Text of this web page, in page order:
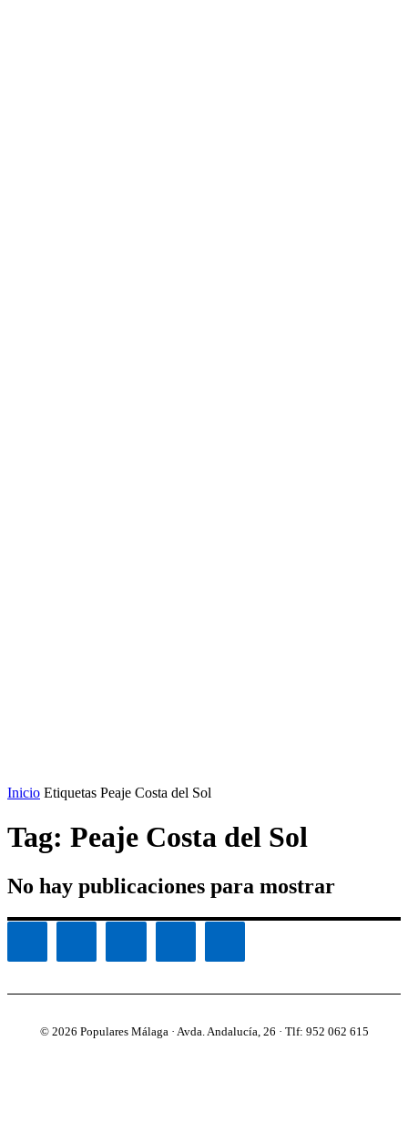
Inicio Etiquetas Peaje Costa del Sol
Tag: Peaje Costa del Sol
No hay publicaciones para mostrar
© 2026 Populares Málaga · Avda. Andalucía, 26 · Tlf: 952 062 615